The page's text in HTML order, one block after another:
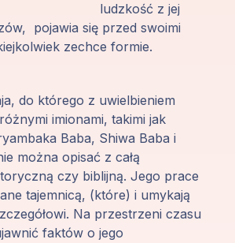
ludzkość z jej
pojawia się przed swoimi
zechce formie.
do którego z uwielbieniem
imionami, takimi jak
Baba, Shiwa Baba i
można opisać z całą
czy biblijną. Jego prace
tajemnicą, (które) i umykają
Na przestrzeni czasu
faktów o jego